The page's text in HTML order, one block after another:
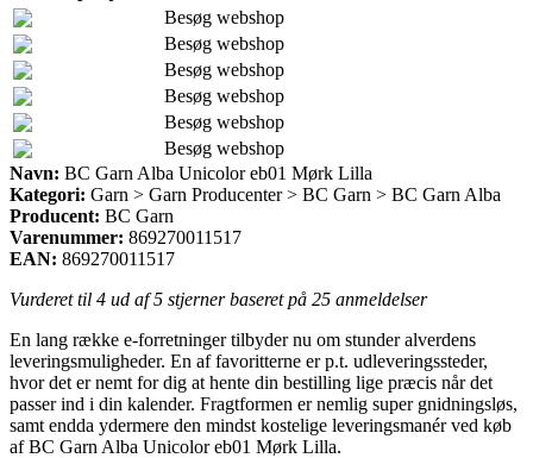
Besøg webshop
Besøg webshop
Besøg webshop
Besøg webshop
Besøg webshop
Besøg webshop
Navn: BC Garn Alba Unicolor eb01 Mørk Lilla
Kategori: Garn > Garn Producenter > BC Garn > BC Garn Alba
Producent: BC Garn
Varenummer: 869270011517
EAN: 869270011517
Vurderet til 4 ud af 5 stjerner baseret på 25 anmeldelser
En lang række e-forretninger tilbyder nu om stunder alverdens
leveringsmuligheder. En af favoritterne er p.t. udleveringssteder,
hvor det er nemt for dig at hente din bestilling lige præcis når det
passer ind i din kalender. Fragtformen er nemlig super gnidningsløs,
samt endda ydermere den mindst kostelige leveringsmanér ved køb
af BC Garn Alba Unicolor eb01 Mørk Lilla.